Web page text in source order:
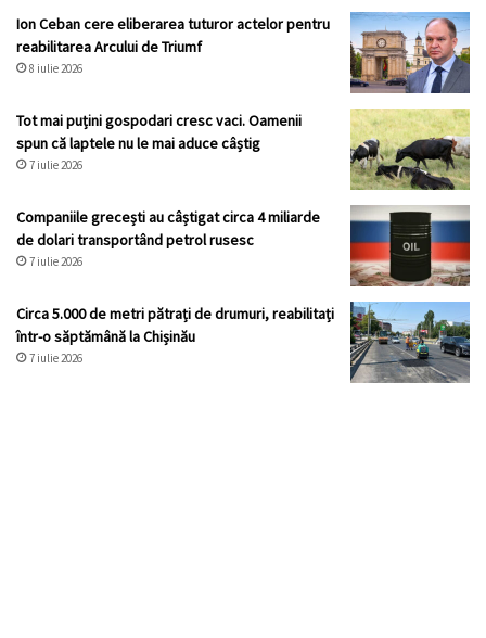
Ion Ceban cere eliberarea tuturor actelor pentru
reabilitarea Arcului de Triumf
8 iulie 2026
Tot mai puțini gospodari cresc vaci. Oamenii
spun că laptele nu le mai aduce câștig
7 iulie 2026
Companiile grecești au câștigat circa 4 miliarde
de dolari transportând petrol rusesc
7 iulie 2026
Circa 5.000 de metri pătrați de drumuri, reabilitați
într-o săptămână la Chișinău
7 iulie 2026